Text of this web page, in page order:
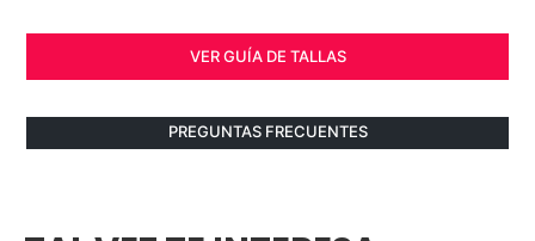
VER GUÍA DE TALLAS
PREGUNTAS FRECUENTES